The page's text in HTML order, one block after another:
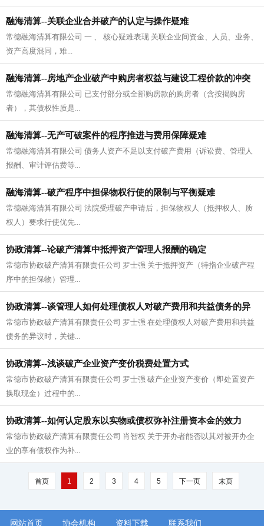
融海清算--关联企业合并破产的认定与操作疑难
常德融海清算有限公司 一 、 核心疑难表现 关联企业间资金、人员、业务、
资产高度混同，难...
融海清算--房地产企业破产中购房者权益与建设工程价款的冲突
疑难
常德融海清算有限公司 已支付部分或全部购房款的购房者（含按揭购房
者），其债权性质是...
融海清算--无产可破案件的程序推进与费用保障疑难
常德融海清算有限公司 债务人资产不足以支付破产费用（诉讼费、管理人
报酬、审计评估费等...
融海清算--破产程序中担保物权行使的限制与平衡疑难
常德融海清算有限公司 法院受理破产申请后，担保物权人（抵押权人、质
权人）要求行使优先...
协政清算--论破产清算中抵押资产管理人报酬的确定
常德市协政破产清算有限责任公司 罗士强 关于抵押资产（特指企业破产程
序中的担保物）管理...
协政清算--谈管理人如何处理债权人对破产费用和共益债务的异
议
常德市协政破产清算有限责任公司 罗士强 在处理债权人对破产费用和共益
债务的异议时，关键...
协政清算--浅谈破产企业资产变价税费处置方式
常德市协政破产清算有限责任公司 罗士强 破产企业资产变价（即处置资产
换取现金）过程中的...
协政清算--如何认定股东以实物或债权弥补注册资本金的效力
常德市协政破产清算有限责任公司 肖智权 关于开办者能否以其对被开办企
业的享有债权作为补...
首页 1 2 3 4 5 下一页 末页
网站首页 协会机构 资料下载 联系我们